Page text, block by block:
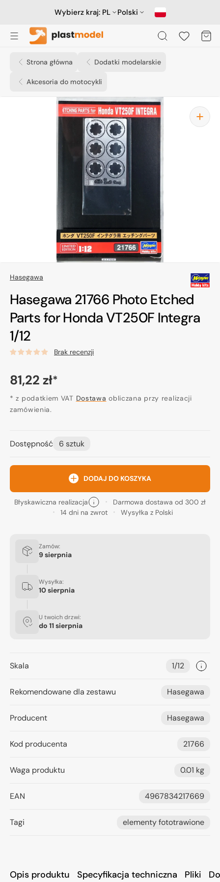
Wybierz kraj: PL Polski
Koszyk
Strona główna Dodatki modelarskie
Akcesoria do motocykli
Otwórz
widoku
Opis produktu Specyfikacja techniczna Pliki
Hasegawa
Hasegawa 21766 Photo Etched
Parts for Honda VT250F Integra
1/12
Brak recenzji
Cena
regularna
81,22 zł*
* z podatkiem VAT Dostawa obliczana przy realizacji
zamówienia.
Dostępność 6 sztuk
DODAJ DO KOSZYKA
Błyskawiczna realizacja
Darmowa dostawa od 300 zł
14 dni na zwrot
Wysyłka z Polski
Zamów:
9 sierpnia
Wysyłka:
10 sierpnia
U twoich drzwi:
do 11 sierpnia
Skala 1/12
Rekomendowane dla zestawu Hasegawa
Producent Hasegawa
Kod producenta 21766
Waga produktu 0.01 kg
EAN 4967834217669
Tagi elementy fototrawione